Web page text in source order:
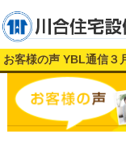
お客様の声 YBL通信３